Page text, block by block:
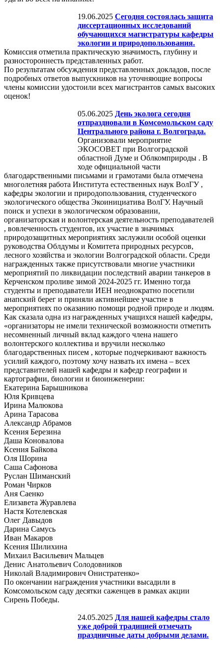
19.06.2025 Сегодня состоялась защита
диссертационных исследований
обучающихся магистратуры кафедры
экологии и природопользования.
Комиссия отметила практическую значимость, глубину и
разностороннесть представленных работ.
По результатам обсуждения представленных докладов, после
подробных ответов выпускников на уточняющие вопросы
члены комиссии удостоили всех магистрантов самых высоких
оценок!
05.06.2025 День эколога сегодня
отпраздновали в Комсомольском саду
Центрального района г. Волгограда.
Организовали мероприятие
ЭКОСОВЕТ при Волгоградской
областной Думе и Облкомприроды . В
ходе официальной части
благодарственными письмами и грамотами была отмечена
многолетняя работа Института естественных наук ВолГУ ,
кафедры экологии и природопользования, студенческого
экологического общества Экоинициатива ВолГУ. Научный
поиск и успехи в экологическом образовании,
организаторская и волонтерская деятельность преподавателей
, вовлеченность студентов, их участие в значимых
природозащитных мероприятиях заслужили особой оценки
руководства Облдумы и Комитета природных ресурсов,
лесного хозяйства и экологии Волгоградской области. Среди
награжденных также присутствовали многие участники
мероприятий по ликвидации последствий аварии танкеров в
Керченском проливе зимой 2024-2025 гг. Именно тогда
студенты и преподаватели ИЕН неоднократно посетили
анапский берег и приняли активнейшее участие в
мероприятиях по оказанию помощи родной природе и людям.
Как сказала одна из награжденных учащихся нашей кафедры,
«организаторы не имели технической возможности отметить
несомненный личный вклад каждого члена нашего
волонтерского коллектива и вручили несколько
благодарственных писем , которые подчеркивают важность
усилий каждого, поэтому хочу назвать их имена – всех
представителей нашей кафедры и кафедр географии и
картографии, биологии и биоинженерии:
Екатерина Барышникова
Юля Кривцева
Ирина Малюкова
Арина Тарасова
Александр Абрамов
Ксения Березина
Даша Коновалова
Ксения Байкова
Оля Шорина
Саша Сафонова
Руслан Шиманский
Роман Чирков
Аня Саенко
Елизавета Журавлева
Настя Котелевская
Олег Давыдов
Дарина Самусь
Иван Макаров
Ксения Шилихина
Михаил Васильевич Мальцев
Денис Анатольевич Солодовников
Николай Владимирович Онистратенко»
По окончании награждения участники высадили в
Комсомольском саду десятки саженцев в рамках акции
Сирень Победы.
24.05.2025 Для нашей кафедры стало
уже доброй традицией отмечать
праздничные даты добрыми делами.